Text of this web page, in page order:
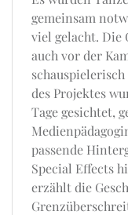
gemeinsam
viel gelacht. Die
auch vor der
des Projektes
Tage gesichtet,
passende
Special Effects
erzählt die